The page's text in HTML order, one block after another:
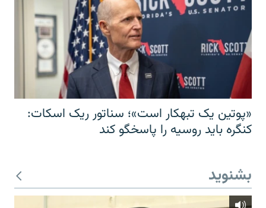
«پوتین یک تبهکار است»؛ سناتور ریک اسکات:
کنگره باید روسیه را پاسخگو کند
بشنوید